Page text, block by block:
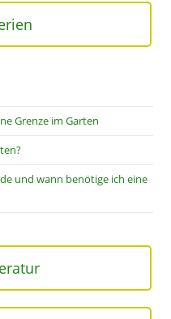
Grenze im Garten
und wann benötige ich eine